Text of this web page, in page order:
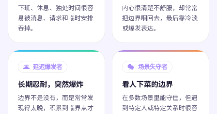
下班、休息、独处时间很容
易被消息、请求和临时安排
吞掉。
内心很清楚不舒服，却常常
把边界咽回去，最后靠冷淡
或爆发表达。
🌋 延迟爆发者
长期忍耐，突然爆炸
边界不是没有，而是常常发
现得太晚，积累到临界点才
🎭 场景失守者
看人下菜的边界
在多数场景里能守住，但遇
到特定人或特定关系时很容